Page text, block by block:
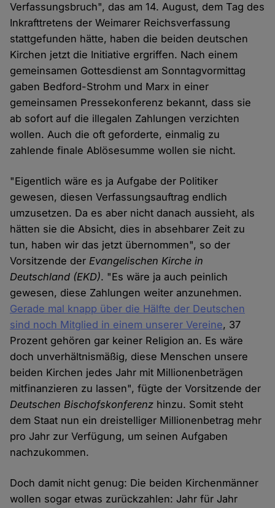
Verfassungsbruch", das am 14. August, dem Tag des
Inkrafttretens der Weimarer Reichsverfassung
stattgefunden hätte, haben die beiden deutschen
Kirchen jetzt die Initiative ergriffen. Nach einem
gemeinsamen Gottesdienst am Sonntagvormittag
gaben Bedford-Strohm und Marx in einer
gemeinsamen Pressekonferenz bekannt, dass sie
ab sofort auf die illegalen Zahlungen verzichten
wollen. Auch die oft geforderte, einmalig zu
zahlende finale Ablösesumme wollen sie nicht.
"Eigentlich wäre es ja Aufgabe der Politiker
gewesen, diesen Verfassungsauftrag endlich
umzusetzen. Da es aber nicht danach aussieht, als
hätten sie die Absicht, dies in absehbarer Zeit zu
tun, haben wir das jetzt übernommen", so der
Vorsitzende derEvangelischen Kirche in
Deutschland (EKD). "Es wäre ja auch peinlich
gewesen, diese Zahlungen weiter anzunehmen.
Gerade mal knapp über die Hälfte der Deutschen
sind noch Mitglied in einem unserer Vereine, 37
Prozent gehören gar keiner Religion an. Es wäre
doch unverhältnismäßig, diese Menschen unsere
beiden Kirchen jedes Jahr mit Millionenbeträgen
mitfinanzieren zu lassen", fügte der Vorsitzende der
Deutschen Bischofskonferenz hinzu. Somit steht
dem Staat nun ein dreistelliger Millionenbetrag mehr
pro Jahr zur Verfügung, um seinen Aufgaben
nachzukommen.
Doch damit nicht genug: Die beiden Kirchenmänner
wollen sogar etwas zurückzahlen: Jahr für Jahr